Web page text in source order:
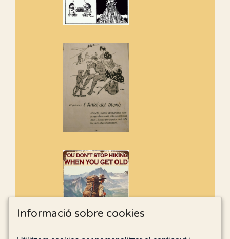
Informació sobre cookies